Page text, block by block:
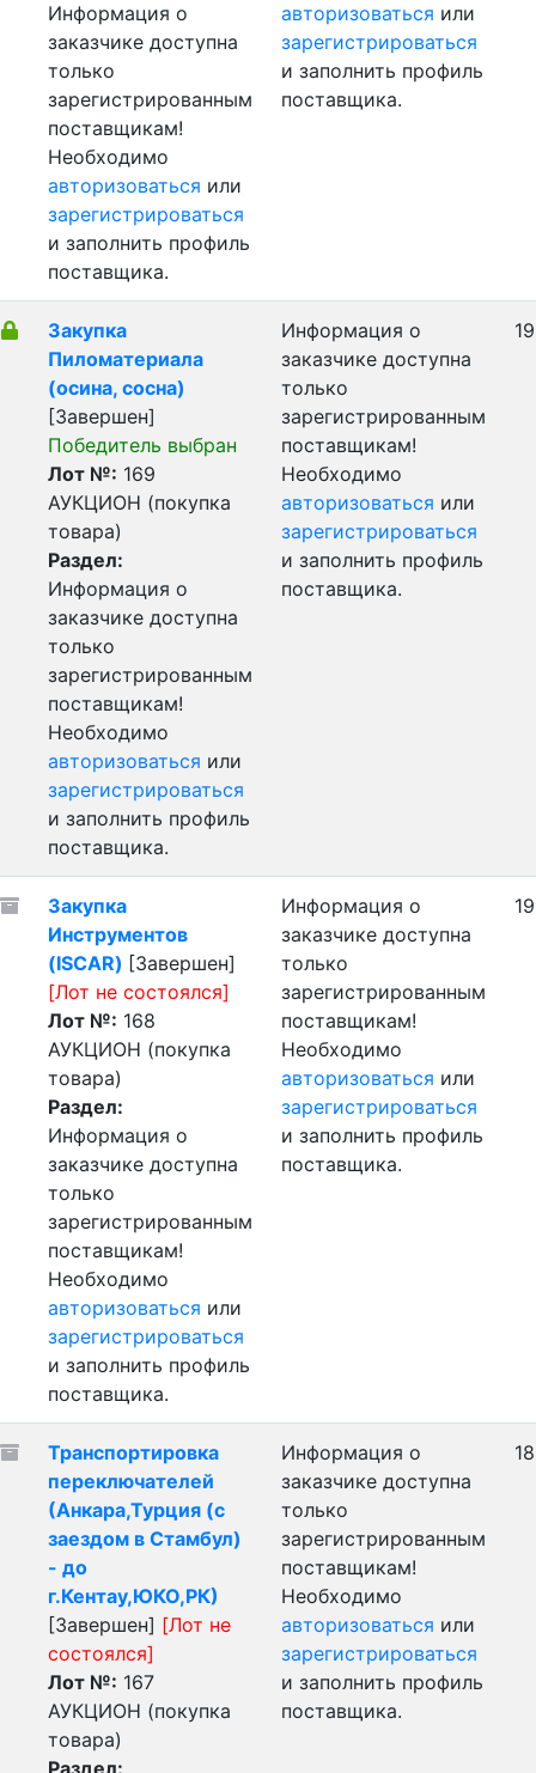
Информация о
заказчике доступна
только
зарегистрированным
поставщикам!
Необходимо
авторизоваться или
зарегистрироваться
и заполнить профиль
поставщика.
авторизоваться или
зарегистрироваться
и заполнить профиль
поставщика.
Закупка
Пиломатериала
(осина, сосна)
[Завершен]
Победитель выбран
Лот №: 169
АУКЦИОН (покупка
товара)
Раздел:
Информация о
заказчике доступна
только
зарегистрированным
поставщикам!
Необходимо
авторизоваться или
зарегистрироваться
и заполнить профиль
поставщика.
Информация о
заказчике доступна
только
зарегистрированным
поставщикам!
Необходимо
авторизоваться или
зарегистрироваться
и заполнить профиль
поставщика.
Закупка
Инструментов
(ISCAR) [Завершен]
[Лот не состоялся]
Лот №: 168
АУКЦИОН (покупка
товара)
Раздел:
Информация о
заказчике доступна
только
зарегистрированным
поставщикам!
Необходимо
авторизоваться или
зарегистрироваться
и заполнить профиль
поставщика.
Информация о
заказчике доступна
только
зарегистрированным
поставщикам!
Необходимо
авторизоваться или
зарегистрироваться
и заполнить профиль
поставщика.
Транспортировка
переключателей
(Анкара,Турция (с
заездом в Стамбул)
- до
г.Кентау,ЮКО,РК)
[Завершен] [Лот не
состоялся]
Лот №: 167
АУКЦИОН (покупка
товара)
Раздел:
Информация о
заказчике доступна
только
зарегистрированным
поставщикам!
Необходимо
авторизоваться или
зарегистрироваться
и заполнить профиль
поставщика.